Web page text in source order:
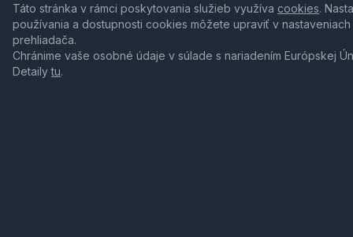
Táto stránka v rámci poskytovania služieb využíva cookies.
používania a dostupnosti cookies môžete upraviť v nastaveniach
prehliadača.
Chránime vaše osobné údaje v súlade s nariadením Európskej
Detailytu.